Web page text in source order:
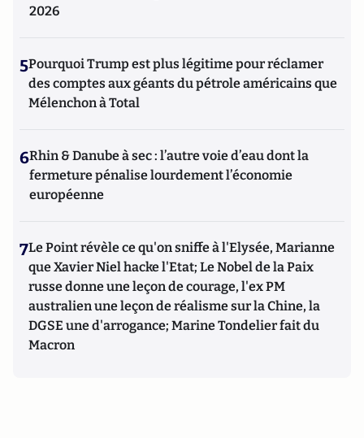
2026
5Pourquoi Trump est plus légitime pour réclamer
des comptes aux géants du pétrole américains que
Mélenchon à Total
6Rhin & Danube à sec : l’autre voie d’eau dont la
fermeture pénalise lourdement l’économie
européenne
7Le Point révèle ce qu'on sniffe à l'Elysée, Marianne
que Xavier Niel hacke l'Etat; Le Nobel de la Paix
russe donne une leçon de courage, l'ex PM
australien une leçon de réalisme sur la Chine, la
DGSE une d'arrogance; Marine Tondelier fait du
Macron